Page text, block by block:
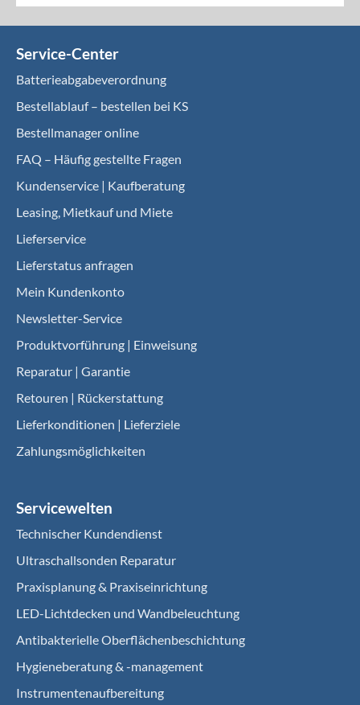
Service-Center
Batterieabgabeverordnung
Bestellablauf – bestellen bei KS
Bestellmanager online
FAQ – Häufig gestellte Fragen
Kundenservice | Kaufberatung
Leasing, Mietkauf und Miete
Lieferservice
Lieferstatus anfragen
Mein Kundenkonto
Newsletter-Service
Produktvorführung | Einweisung
Reparatur | Garantie
Retouren | Rückerstattung
Lieferkonditionen | Lieferziele
Zahlungsmöglichkeiten
Servicewelten
Technischer Kundendienst
Ultraschallsonden Reparatur
Praxisplanung & Praxiseinrichtung
LED-Lichtdecken und Wandbeleuchtung
Antibakterielle Oberflächenbeschichtung
Hygieneberatung & -management
Instrumentenaufbereitung